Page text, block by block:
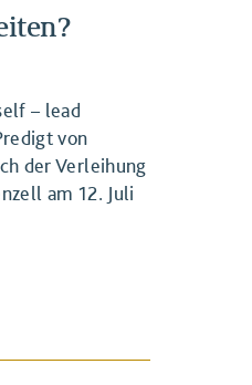
– lead
von
der Verleihung
am 12. Juli